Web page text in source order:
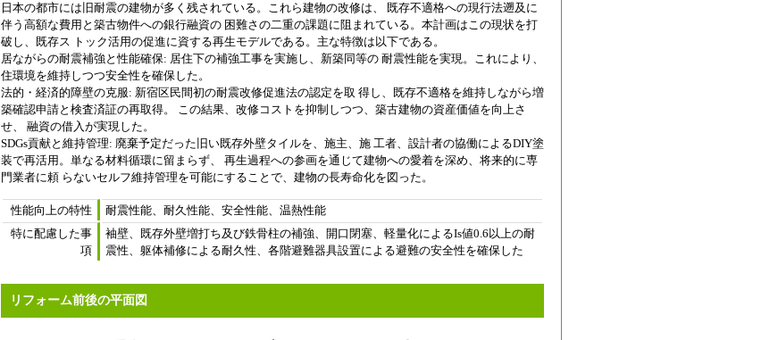
日本の都市には旧耐震の建物が多く残されている。これら建物の改修は、 既存不適格への現行法遡及に
伴う高額な費用と築古物件への銀行融資の 困難さの二重の課題に阻まれている。本計画はこの現状を打
破し、既存ス トック活用の促進に資する再生モデルである。主な特徴は以下である。
居ながらの耐震補強と性能確保: 居住下の補強工事を実施し、新築同等の 耐震性能を実現。これにより、
住環境を維持しつつ安全性を確保した。
法的・経済的障壁の克服: 新宿区民間初の耐震改修促進法の認定を取 得し、既存不適格を維持しながら増
築確認申請と検査済証の再取得。 この結果、改修コストを抑制しつつ、築古建物の資産価値を向上さ
せ、 融資の借入が実現した。
SDGs貢献と維持管理: 廃棄予定だった旧い既存外壁タイルを、施主、施 工者、設計者の協働によるDIY塗
装で再活用。単なる材料循環に留まらず、 再生過程への参画を通じて建物への愛着を深め、将来的に専
門業者に頼 らないセルフ維持管理を可能にすることで、建物の長寿命化を図った。
性能向上の特性
耐震性能、耐久性能、安全性能、温熱性能
特に配慮した事
項
袖壁、既存外壁増打ち及び鉄骨柱の補強、開口閉塞、軽量化によるIs値0.6以上の耐
震性、躯体補修による耐久性、各階避難器具設置による避難の安全性を確保した
リフォーム前後の平面図